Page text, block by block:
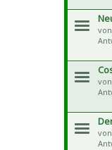
von
von
von